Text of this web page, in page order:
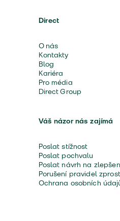
Direct
O nás
Kontakty
Blog
Kariéra
Pro média
Direct Group
Váš názor nás zajímá
Poslat stížnost
Poslat pochvalu
Poslat návrh na
Porušení pravidel
Ochrana osobních